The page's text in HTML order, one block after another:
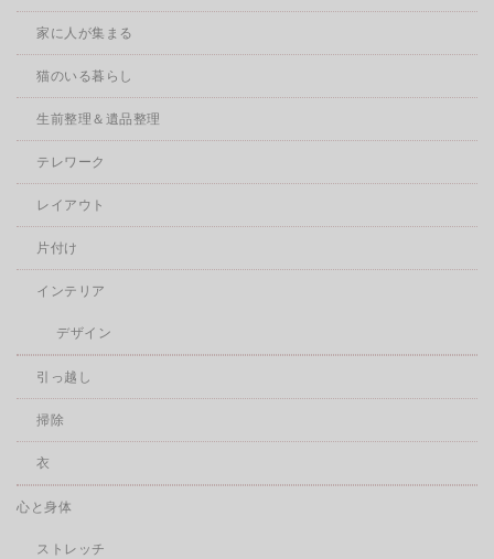
家に人が集まる
猫のいる暮らし
生前整理＆遺品整理
テレワーク
レイアウト
片付け
インテリア
デザイン
引っ越し
掃除
衣
心と身体
ストレッチ